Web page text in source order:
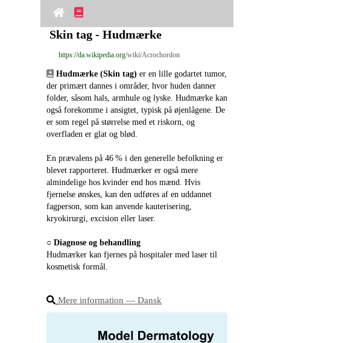
Skin tag - Hudmærke
https://da.wikipedia.org/wiki/Acrochordon
Hudmærke (Skin tag) er en lille godartet tumor,
der primært dannes i områder, hvor huden danner
folder, såsom hals, armhule og lyske. Hudmærke kan
også forekomme i ansigtet, typisk på øjenlågene. De
er som regel på størrelse med et riskorn, og
overfladen er glat og blød.
En prævalens på 46 % i den generelle befolkning er
blevet rapporteret. Hudmærker er også mere
almindelige hos kvinder end hos mænd. Hvis
fjernelse ønskes, kan den udføres af en uddannet
fagperson, som kan anvende kauterisering,
kryokirurgi, excision eller laser.
○ Diagnose og behandling
Hudmærker kan fjernes på hospitaler med laser til
kosmetisk formål.
Mere information ― Dansk